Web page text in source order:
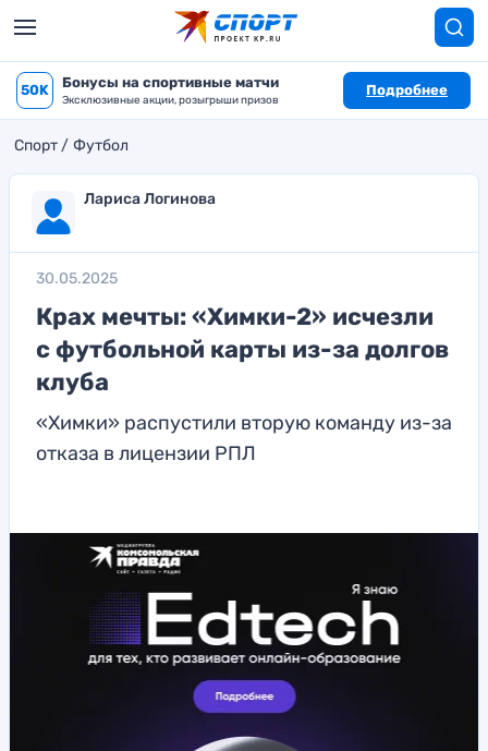
50K Бонусы на спортивные матчи
Эксклюзивные акции, розыгрыши призов
Подробнее
Спорт Футбол
Лариса Логинова
30.05.2025
Крах мечты: «Химки-2» исчезли
с футбольной карты из-за долгов
клуба
«Химки» распустили вторую команду из-за
отказа в лицензии РПЛ